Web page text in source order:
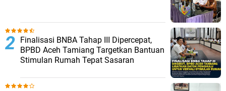
Finalisasi BNBA Tahap III Dipercepat,
BPBD Aceh Tamiang Targetkan Bantuan
Stimulan Rumah Tepat Sasaran